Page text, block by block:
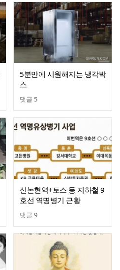
5분만에 시원해지는 냉각박
스
댓글 5
신논현역+토스 등 지하철 9
호선 역명병기 근황
댓글 9